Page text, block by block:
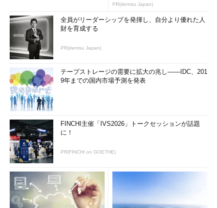
PR(dentsu Japan)
全員がリーダーシップを発揮し、自分より優れた人
財を育成する
PR(dentsu Japan)
テープストレージの需要に拡大の兆し――IDC、201
9年までの国内市場予測を発表
FINCHI主催「IVS2026」トークセッションが話題
に！
PR(FINCHI on GOETHE)